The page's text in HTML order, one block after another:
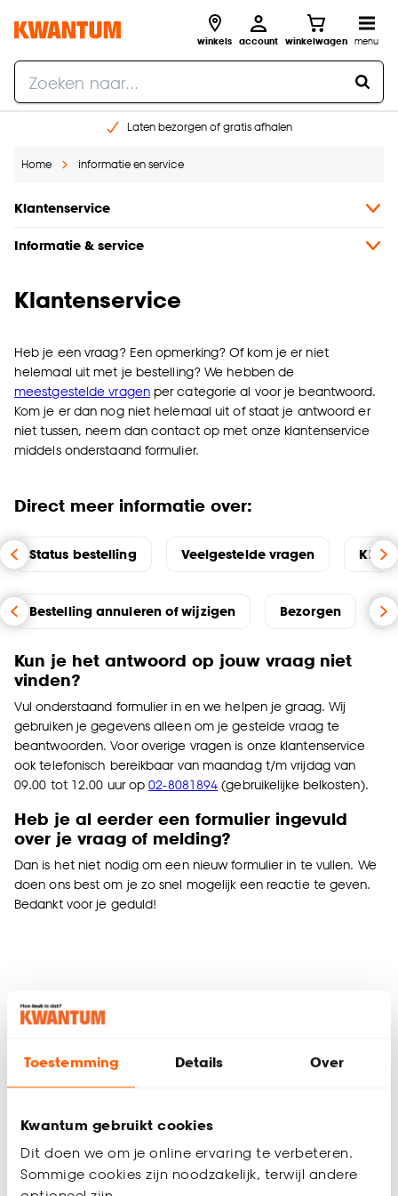
Toestemming Details Over
Kwantum gebruikt cookies
Dit doen we om je online ervaring te verbeteren.
Sommige cookies zijn noodzakelijk, terwijl andere
winkels account winkelwagen menu
Laten bezorgen of gratis afhalen
Gratis raam advies en opmeten aan huis
Home informatie en service
Klantenservice
Informatie & service
Klantenservice
Heb je een vraag? Een opmerking? Of kom je er niet
helemaal uit met je bestelling? We hebben de
meestgestelde vragenper categorie al voor je beantwoord.
Kom je er dan nog niet helemaal uit of staat je antwoord er
niet tussen, neem dan contact op met onze klantenservice
middels onderstaand formulier.
Direct meer informatie over:
Status bestelling Veelgestelde vragen
Bestelling annuleren of wijzigen Bezorgen
Kun je het antwoord op jouw vraag niet
vinden?
Vul onderstaand formulier in en we helpen je graag. Wij
gebruiken je gegevens alleen om je gestelde vraag te
beantwoorden. Voor overige vragen is onze klantenservice
ook telefonisch bereikbaar van maandag t/m vrijdag van
09.00 tot 12.00 uur op02-8081894 (gebruikelijke belkosten).
Heb je al eerder een formulier ingevuld
over je vraag of melding?
Dan is het niet nodig om een nieuw formulier in te vullen. We
doen ons best om je zo snel mogelijk een reactie te geven.
Bedankt voor je geduld!